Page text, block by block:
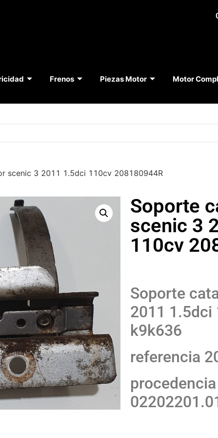
Frenos Piezas Motor Motor
scenic 3 2011 1.5dci 110cv 208180944R
Soporte
scenic 3
110cv
Soporte
2011 1.5dci
k9k636
referencia